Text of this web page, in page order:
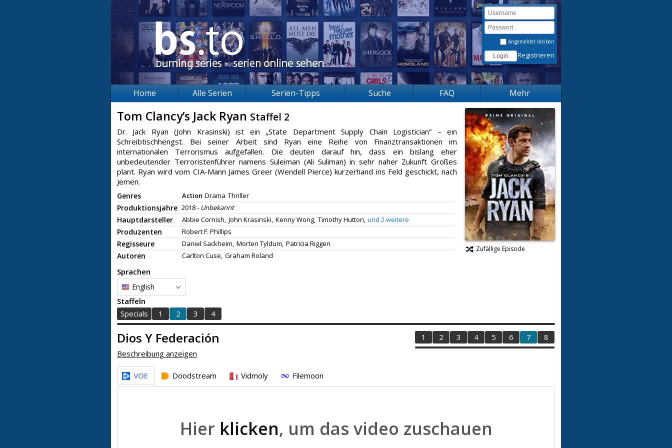
Angemeldet bleiben
Registrieren
Home Alle Serien Serien-Tipps Suche FAQ Mehr
Tom Clancy’s Jack Ryan Staffel 2
Dr. Jack Ryan (John Krasinski) ist ein „State Department Supply Chain Logistician“ – ein
Schreibtischhengst. Bei seiner Arbeit sind Ryan eine Reihe von Finanztransaktionen im
internationalen Terrorismus aufgefallen. Die deuten darauf hin, dass ein bislang eher
unbedeutender Terroristenführer namens Suleiman (Ali Suliman) in sehr naher Zukunft Großes
plant. Ryan wird vom CIA-Mann James Greer (Wendell Pierce) kurzerhand ins Feld geschickt, nach
Jemen.
Genres Action Drama Thriller
Produktionsjahre 2018 - Unbekannt
Hauptdarsteller Abbie Cornish, John Krasinski, Kenny Wong, Timothy Hutton, und 2 weitere
Produzenten Robert F. Phillips
Regisseure Daniel Sackheim, Morten Tyldum, Patricia Riggen
Autoren Carlton Cuse, Graham Roland
Zufällige Episode
Sprachen
English
Staffeln
Specials
1 2 3 4
Dios Y Federación 1 2 3 4 5 6 7
8
Beschreibung anzeigen
VOE Doodstream Vidmoly Filemoon
Hier klicken, um das video zuschauen